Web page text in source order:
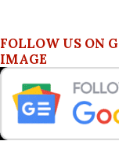
FOLLOW US ON
IMAGE